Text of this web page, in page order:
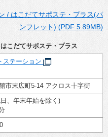
/ はこだてサポステ・プラス(パ
ンフレット) (PDF 5.89MB)
こだてサポステ・プラス
ステーション
市末広町5-14 アクロス十字街
、年末年始を除く)